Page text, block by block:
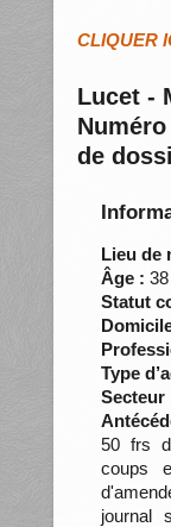
CLIQUER
Lucet -
de
Lieu de
Âge :
Statut
Type
Secteur
50 frs
coups
journal